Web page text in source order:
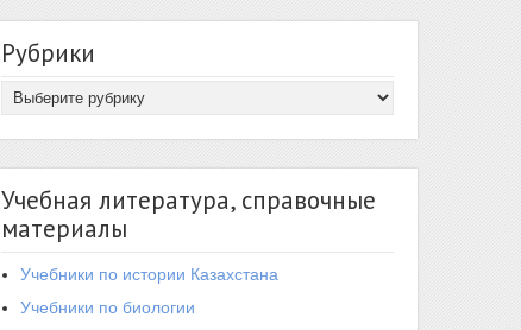
Рубрики
Учебная литература, справочные
материалы
Учебники по истории Казахстана
Учебники по биологии